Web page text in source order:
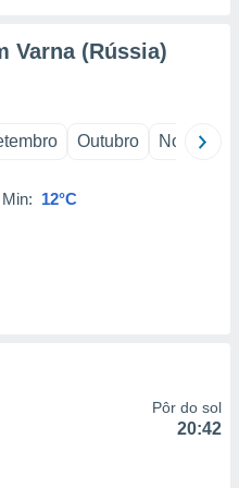
Varna (Rússia)
Outubro Novembro
Min: 12°C
Pôr do sol
20:42